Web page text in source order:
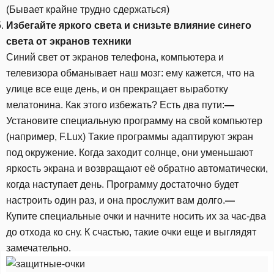
(Бывает крайне трудно сдержаться)
Избегайте яркого света и снизьте влияние синего
света от экранов техники
Синий свет от экранов телефона, компьютера и
телевизора обманывает наш мозг: ему кажется, что на
улице все еще день, и он прекращает выработку
мелатонина. Как этого избежать? Есть два пути:—
Установите специальную программу на свой компьютер
(например, F.Lux) Такие программы адаптируют экран
под окружение. Когда заходит солнце, они уменьшают
яркость экрана и возвращают её обратно автоматически,
когда наступает день. Программу достаточно будет
настроить один раз, и она прослужит вам долго.—
Купите специальные очки и начните носить их за час-два
до отхода ко сну. К счастью, такие очки еще и выглядят
замечательно.